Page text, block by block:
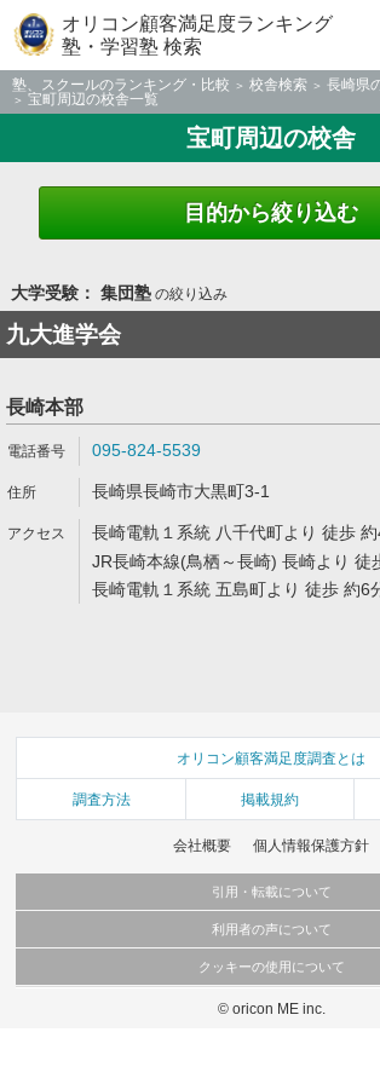
オリコン顧客満足度ランキング
塾・学習塾 検索
塾、スクールのランキング・比較 校舎検索
長崎県
宝町周辺の校舎一覧
宝町周辺の校舎
目的から絞り込む
大学受験： 集団塾の絞り込み
九大進学会
長崎本部
095-824-5539
長崎県長崎市大黒町3-1
長崎電軌１系統 八千代町より 徒歩
JR長崎本線(鳥栖～長崎) 長崎より 徒
長崎電軌１系統 五島町より 徒歩 約6
オリコン顧客満足度調査とは
調査方法 掲載規約
会社概要 個人情報保護方針
引用・転載について
当サイトで公開されている情報（文字、写真、イラスト、画像
これらの情報を権利者の許可なく無断転載・複製などの二次利
利用者の声について
当サイトに掲載している内容はすべてサービスの利用者が提出
弊社の見解・ 意見ではないことをご理解いただいた上でご覧くだ
クッキーの使用について
このサイトでは Cookie を使用して、ユーザーに合わせたコンテ
© oricon ME inc.